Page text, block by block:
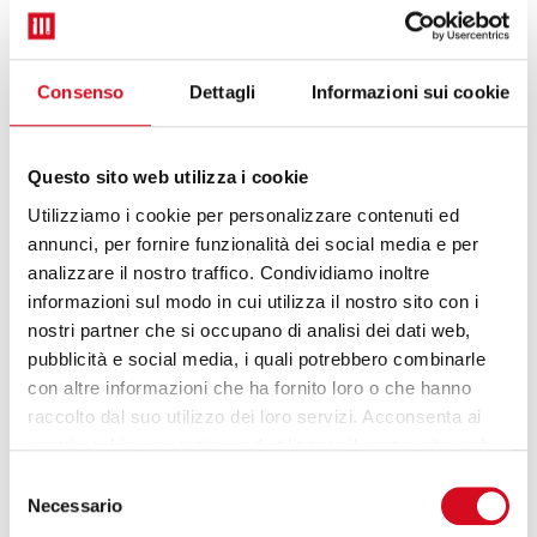
Consenso Dettagli Informazioni sui cookie
Questo sito web utilizza i cookie
Utilizziamo i cookie per personalizzare contenuti ed
annunci, per fornire funzionalità dei social media e per
analizzare il nostro traffico. Condividiamo inoltre
informazioni sul modo in cui utilizza il nostro sito con i
nostri partner che si occupano di analisi dei dati web,
pubblicità e social media, i quali potrebbero combinarle
con altre informazioni che ha fornito loro o che hanno
raccolto dal suo utilizzo dei loro servizi. Acconsenta ai
delNecessario